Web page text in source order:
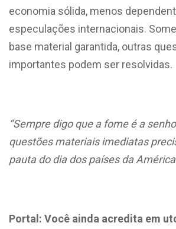
economia sólida, menos
especulações internacionais.
base material garantida, outras
importantes podem ser resolvidas.
‘’Sempre digo que a fome é a
questões materiais imediatas
pauta do dia dos países da América
Portal: Você ainda acredita em